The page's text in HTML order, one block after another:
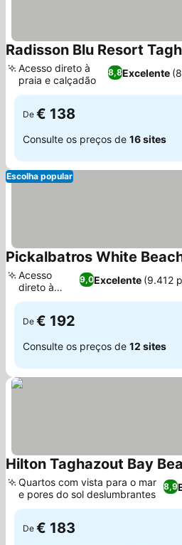
Radisson Blu Resort
8,8Excelente
Acesso direto à
praia e calçadão
De € 138
Consulte os preços de 16 sites
Escolha popular
Pickalbatros White
9,0Excelente (9.412
Acesso
direto à
praia
De € 192
Consulte os preços de 12 sites
Hilton Taghazout Bay
8,9
Quartos com vista para o mar
e pores do sol deslumbrantes
De € 183